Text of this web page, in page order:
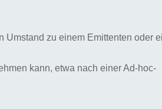
Umstand zu einem Emittenten oder
kann, etwa nach einer Ad-hoc-